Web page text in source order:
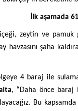
İlk aşamada
zeytin ve pamuk
havzasını şaha
4 baraj ile
, “Daha önce baraj
Bu kapsamda